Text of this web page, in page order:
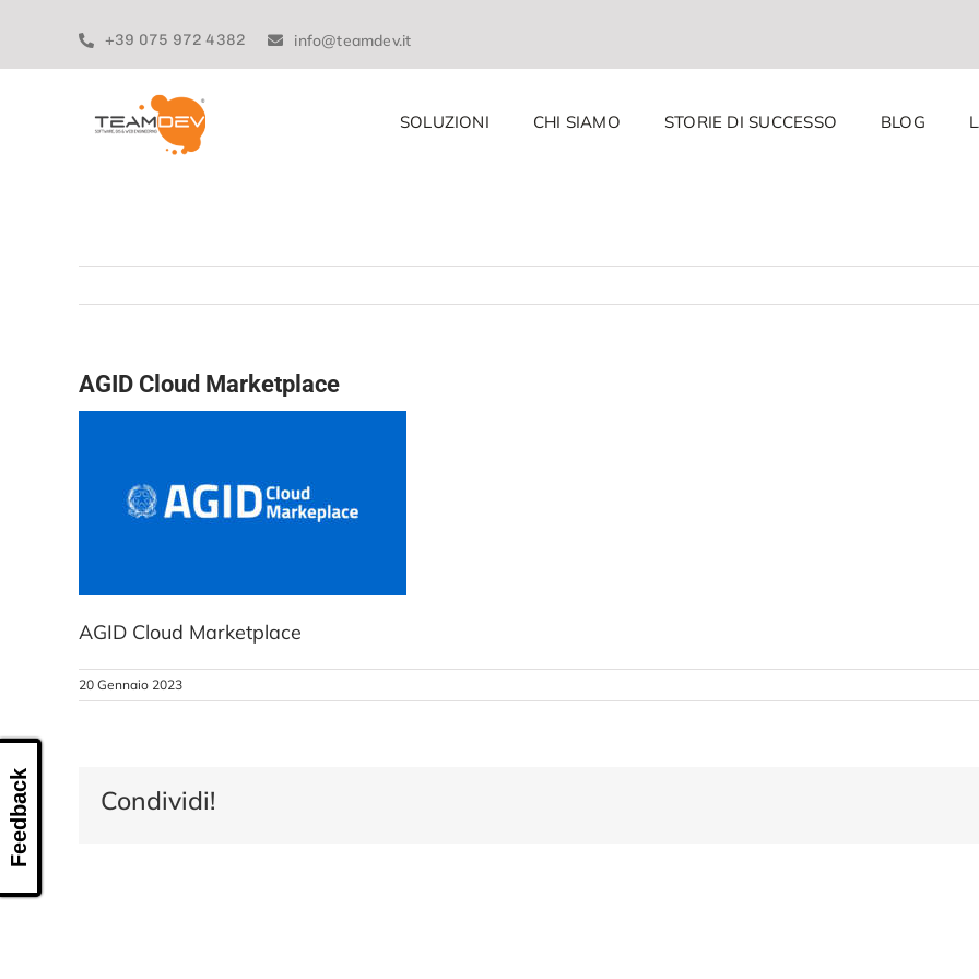
content
+39 075 972 4382 info@teamdev.it
SOLUZIONI CHI SIAMO STORIE DI SUCCESSO BLOG
AGID Cloud Marketplace
AGID Cloud Marketplace
20 Gennaio 2023
Condividi!
Feedback